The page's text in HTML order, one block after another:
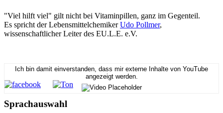
"Viel hilft viel" gilt nicht bei Vitaminpillen, ganz im Gegenteil.
Es spricht der LebensmittelchemikerUdo Pollmer,
wissenschaftlicher Leiter des EU.L.E. e.V.
Ich bin damit einverstanden, dass mir externe Inhalte von YouTube
angezeigt werden.
Sprachauswahl